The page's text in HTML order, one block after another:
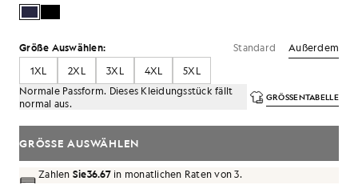
Größe Auswählen: Standard
Außerdem
1XL
2XL 3XL 4XL
5XL
Normale Passform. Dieses Kleidungsstück fällt
normal aus.
GRÖSSENTABELLE
GRÖSSE AUSWÄHLEN
Zahlen Sie36.67in monatlichen Raten von 3.